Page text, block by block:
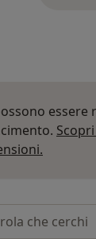
essere